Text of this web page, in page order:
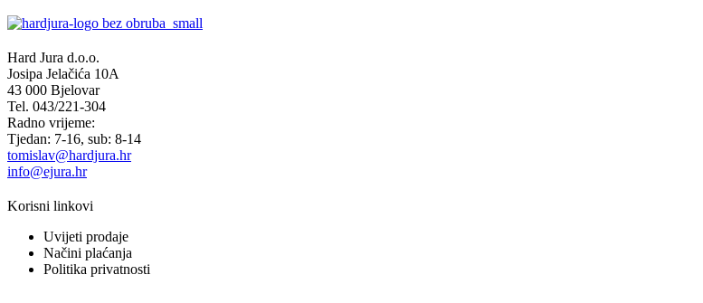
Hard Jura d.o.o.
Josipa Jelačića 10A
43 000 Bjelovar
Tel. 043/221-304
Radno vrijeme:
Tjedan: 7-16, sub: 8-14
tomislav@hardjura.hr
info@ejura.hr
Korisni linkovi
Uvijeti prodaje
Načini plaćanja
Politika privatnosti